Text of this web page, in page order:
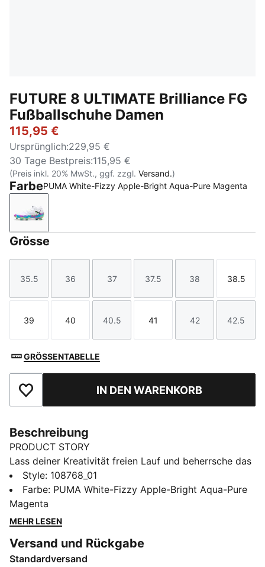
FUTURE 8 ULTIMATE Brilliance FG
Fußballschuhe Damen
115,95 €
Ursprünglich:229,95 €
30 Tage Bestpreis:115,95 €
(Preis inkl. 20% MwSt., ggf. zzgl. Versand.)
FarbePUMA White-Fizzy Apple-Bright Aqua-Pure Magenta
PUMA White-Fizzy Apple-Bright Aqua-Pure Magenta
Grösse
Größe
35.5
Größe
36
Größe
37
Größe
37.5
Größe
38
Größe
38.5
Größe
39
Größe
40
Größe
40.5
Größe
41
Größe
42
Größe
42.5
GRÖSSENTABELLE
Zu Favoriten hinzufügenIN DEN WARENKORB
Beschreibung
PRODUCT STORY
Lass deiner Kreativität freien Lauf und beherrsche das
Spiel – mit dem FUTURE. Das Obermaterial mit
FUZIONFIT³ umhüllt den Fuß wie eine zweite Haut und
bietet eine anliegende, gepolsterte Passform bei
optimaler Bewegungsfreiheit. Und damit du deine
aus High-Density-Mesh mit GripControl Pro Finish für
Grip und Kontrolle. Mit der brandneuen FLEXGILITY-
Style: 108768_01
Farbe: PUMA White-Fizzy Apple-Bright Aqua-Pure
Magenta
MEHR LESEN
Versand und Rückgabe
Standardversand